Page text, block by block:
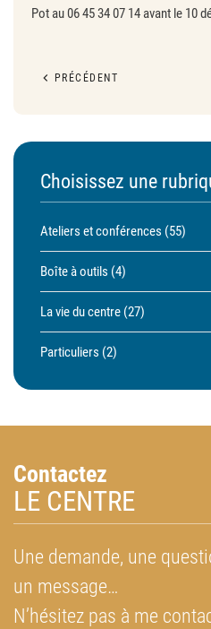
Pot au 06 45 34 07 14 avant le 10
PRÉCÉDENT
Choisissez une
Ateliers et conférences (55)
Boîte à outils (4)
La vie du centre (27)
Particuliers (2)
Contactez
LE CENTRE
Une demande, une
un message…
N’hésitez pas à me